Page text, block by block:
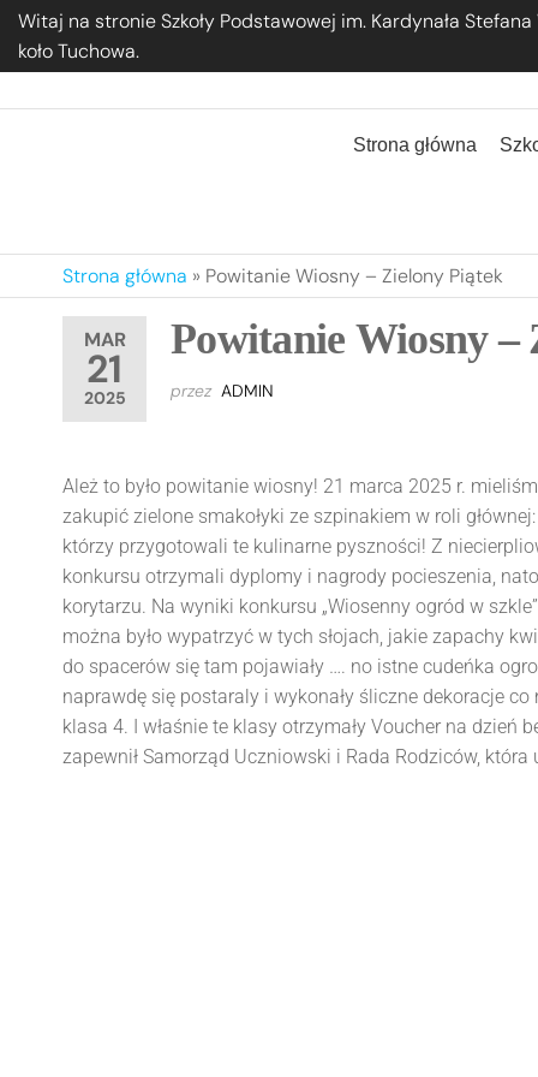
Przejdź
do
treści
Witaj na stronie Szkoły Podstawowej im. Kardynała
koło Tuchowa.
Szkoła Podstawowa im. Kardynała
Strona główna
Strona główna » Powitanie Wiosny – Zielony Piątek
MAR
21
2025
Powitanie Wiosny –
przez ADMIN
Ależ to było powitanie wiosny! 21 marca 2025 r.
zakupić zielone smakołyki ze szpinakiem w roli
którzy przygotowali te kulinarne pyszności! Z
konkursu otrzymali dyplomy i nagrody pocieszenia,
korytarzu. Na wyniki konkursu „Wiosenny ogród w
można było wypatrzyć w tych słojach, jakie zapachy
do spacerów się tam pojawiały …. no istne cudeńka
naprawdę się postaraly i wykonały śliczne dekoracje
klasa 4. I właśnie te klasy otrzymały Voucher na
zapewnił Samorząd Uczniowski i Rada Rodziców,